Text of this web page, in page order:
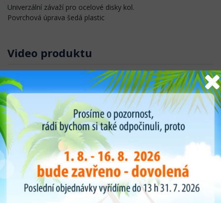
Univerzální závaží pro ocelové disky kol.
Povrchová úprava šedá plastic
Video produktu
HOFMANN -DE pozorně sledujte, co může způsobit špatné
vyvážení kol! I malá odchylka pouhých 10 g, působí na vaše auto
se sílou 2,5 kg. Výsledné vibrace působící na celé vozidlo.
Důsledky jsou ztráta pohodlí při jízdě a zrychlené opotřebení
dílů náprav, tlumiče, ložiska a také pneumatiky. To může také
dojít ke zvýšení brzdné dráhy.